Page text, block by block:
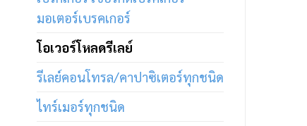
มอเตอร์เบรคเกอร์
โอเวอร์โหลดรีเลย์
รีเลย์คอนโทรล/คาปาซิเตอร์ทุกชนิด
ไทร์เมอร์ทุกชนิด